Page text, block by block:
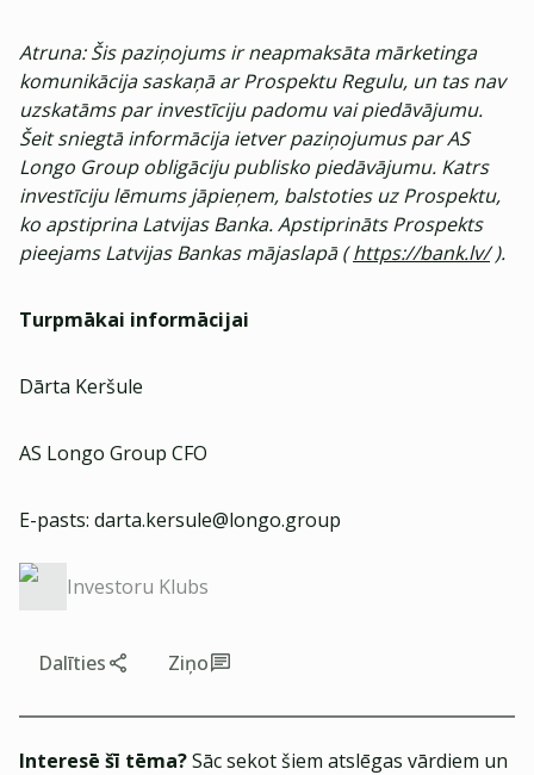
Atruna: Šis paziņojums ir neapmaksāta mārketinga
komunikācija saskaņā ar Prospektu Regulu, un tas nav
uzskatāms par investīciju padomu vai piedāvājumu.
Šeit sniegtā informācija ietver paziņojumus par AS
Longo Group obligāciju publisko piedāvājumu. Katrs
investīciju lēmums jāpieņem, balstoties uz Prospektu,
ko apstiprina Latvijas Banka. Apstiprināts Prospekts
pieejams Latvijas Bankas mājaslapā ( https://bank.lv/ ).
Turpmākai informācijai
Dārta Keršule
AS Longo Group CFO
E-pasts: darta.kersule@longo.group
Investoru Klubs
Dalīties Ziņo
Interesē šī tēma?Sāc sekot šiem atslēgas vārdiem un